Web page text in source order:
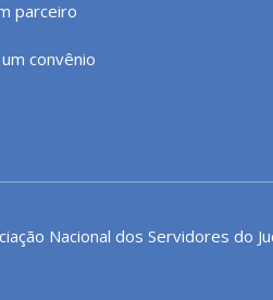
parceiro
convênio
Nacional dos Servidores do